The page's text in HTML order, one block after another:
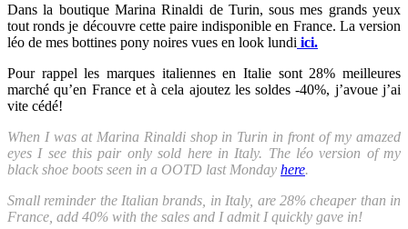
Dans la boutique Marina Rinaldi de Turin, sous mes grands yeux
tout ronds je découvre cette paire indisponible en France. La version
léo de mes bottines pony noires vues en look lundi ici.
Pour rappel les marques italiennes en Italie sont 28% meilleures
marché qu’en France et à cela ajoutez les soldes -40%, j’avoue j’ai
vite cédé!
When I was at Marina Rinaldi shop in Turin in front of my amazed
eyes I see this pair only sold here in Italy. The léo version of my
black shoe boots seen in a OOTD last Monday here.
Small reminder the Italian brands, in Italy, are 28% cheaper than in
France, add 40% with the sales and I admit I quickly gave in!